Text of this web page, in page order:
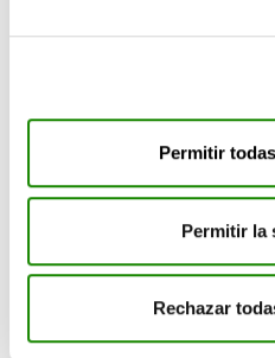
Permitir
Permitir la
Rechazar
11/06/2024 | Publicado por Ecoembes
En este sexto episodio de Un
conoceremos a Tinixara
Compartir: